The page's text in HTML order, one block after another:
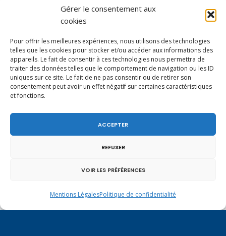
Gérer le consentement aux
cookies
Pour offrir les meilleures expériences, nous utilisons des technologies
telles que les cookies pour stocker et/ou accéder aux informations des
appareils. Le fait de consentir à ces technologies nous permettra de
traiter des données telles que le comportement de navigation ou les ID
uniques sur ce site. Le fait de ne pas consentir ou de retirer son
consentement peut avoir un effet négatif sur certaines caractéristiques
et fonctions.
ACCEPTER
REFUSER
VOIR LES PRÉFÉRENCES
Mentions LégalesPolitique de confidentialité
d’autres facteurs de coût
interviennent dans la détermination
des prix des biens ou services. Enfin,
la taxe étant due pour les kilomètres
parcourus, sa traduction dans les
prix finaux ne peut être que le reflet
des trajets parcourus. L’écotaxe
de transport. Quel que soit le
de la taxe ne peut être cumulatif,
l’importance de l’usage de la route
dans le prix du produit final. Il s’agit